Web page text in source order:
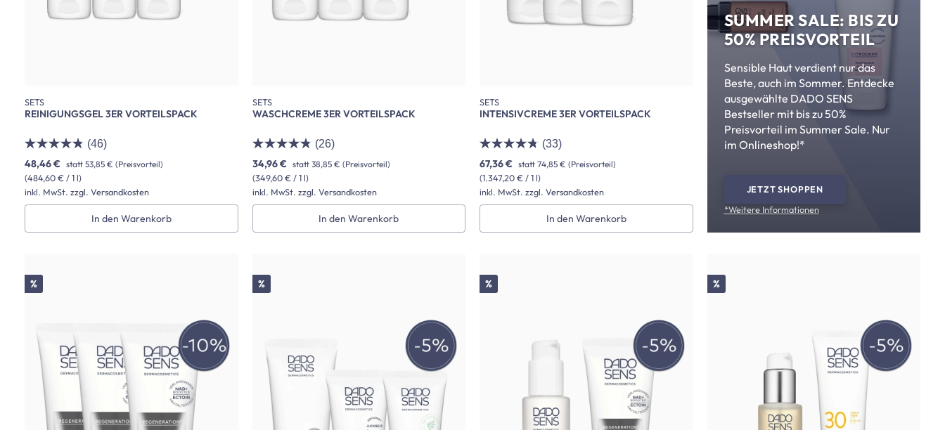
SETS
REINIGUNGSGEL 3ER VORTEILSPACK
(46)
(484,60 € / 1 l)
48,46 € statt 53,85 € (Preisvorteil)
inkl. MwSt. zzgl. Versandkosten
In den Warenkorb
SETS
WASCHCREME 3ER VORTEILSPACK
(26)
(349,60 € / 1 l)
34,96 € statt 38,85 € (Preisvorteil)
inkl. MwSt. zzgl. Versandkosten
In den Warenkorb
SETS
INTENSIVCREME 3ER VORTEILSPACK
(33)
(1.347,20 € / 1 l)
67,36 € statt 74,85 € (Preisvorteil)
inkl. MwSt. zzgl. Versandkosten
In den Warenkorb
SUMMER SALE: BIS ZU
50% PREISVORTEIL
Sensible Haut verdient nur das
Beste, auch im Sommer. Entdecke
ausgewählte DADO SENS
Bestseller mit bis zu 50%
Preisvorteil im Summer Sale. Nur
im Onlineshop!*
JETZT SHOPPEN
*Weitere Informationen
Rabatt
% Rabatt
% Rabatt
% Rabatt
%